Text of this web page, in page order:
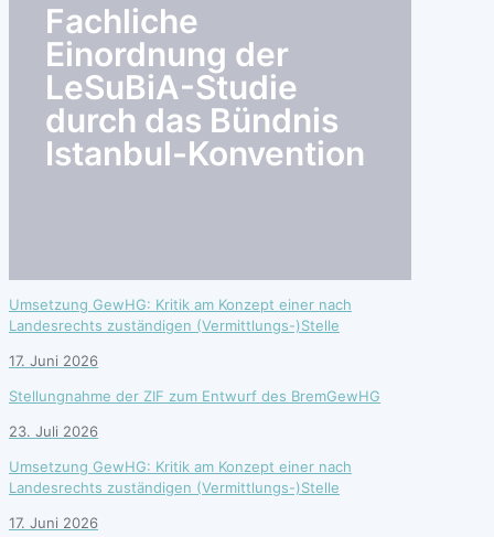
Fachliche
Einordnung der
LeSuBiA-Studie
durch das Bündnis
Istanbul-Konvention
Umsetzung GewHG: Kritik am Konzept einer nach
Landesrechts zuständigen (Vermittlungs-)Stelle
17. Juni 2026
Stellungnahme der ZIF zum Entwurf des BremGewHG
23. Juli 2026
Umsetzung GewHG: Kritik am Konzept einer nach
Landesrechts zuständigen (Vermittlungs-)Stelle
17. Juni 2026